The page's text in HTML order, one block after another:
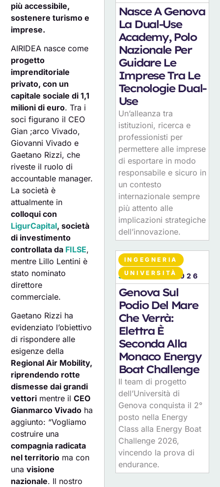
più accessibile,
sostenere turismo e
imprese.
AIRIDEA nasce come
progetto
imprenditoriale
privato, con un
capitale sociale di 1,1
milioni di euro. Tra i
soci figurano il CEO
Gian ;arco Vivado,
Giovanni Vivado e
Gaetano Rizzi, che
riveste il ruolo di
accountable manager.
La società è
attualmente in
colloqui con
LigurCapital, società
di investimento
controllata da FILSE,
mentre Lillo Lentini è
stato nominato
direttore
commerciale.
Gaetano Rizzi ha
evidenziato l’obiettivo
di rispondere alle
esigenze della
Regional Air Mobility,
riprendendo rotte
dismesse dai grandi
vettori mentre ilCEO
Gianmarco Vivado ha
aggiunto: “Vogliamo
costruire una
compagnia radicata
nel territorio ma con
unavisione
nazionale. Il nostro
Nasce A Genova
La Dual-Use
Academy, Polo
Nazionale Per
Guidare Le
Imprese Tra Le
Tecnologie Dual-
Use
Un’alleanza tra
istituzioni, ricerca e
professionisti per
permettere alle imprese
di esportare in modo
responsabile e sicuro in
un contesto
internazionale sempre
più attento alle
implicazioni strategiche
dell’innovazione.
INGEGNERIA
UNIVERSITÀ
30LUGLIO 2026
Genova Sul
Podio Del Mare
Che Verrà:
Elettra È
Seconda Alla
Monaco Energy
Boat Challenge
Il team di progetto
dell’Università di
Genova conquista il 2°
posto nella Energy
Class alla Energy Boat
Challenge 2026,
vincendo la prova di
endurance.